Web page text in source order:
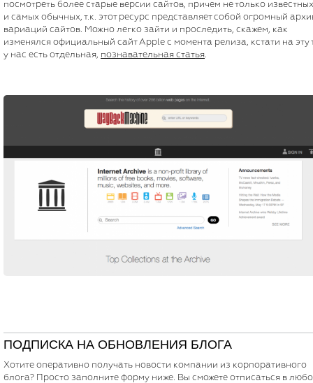
посмотреть более старые версии сайтов, причем не только
и самых обычных, т.к. этот ресурс представляет собой огромный
вариаций сайтов. Можно легко зайти и проследить, скажем, как
изменялся официальный сайт Apple с момента релиза, кстати на эту
у нас есть отдельная, познавательная статья.
ПОДПИСКА НА ОБНОВЛЕНИЯ БЛОГА
Хотите оперативно получать новости компании из корпоративного
блога? Просто заполните форму ниже. Вы сможете отписаться в